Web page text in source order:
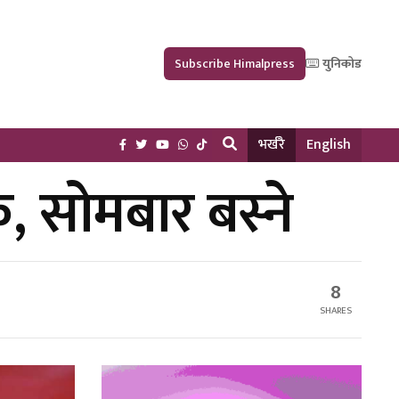
Subscribe Himalpress युनिकोड
भर्खरै English
बस्ने
8
SHARES